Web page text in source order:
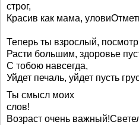
строг,
Красив как мама,
Теперь ты взрослый,
Расти большим, здоровье
С тобою навсегда,
Уйдет печаль, уйдет пусть
Ты смысл моих
слов!
Возраст очень